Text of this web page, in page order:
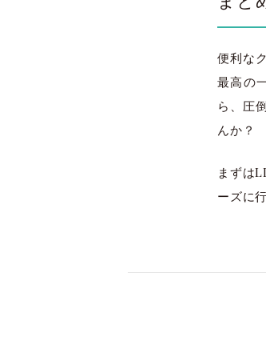
便利な
最高の
ら、圧
んか？
まずは
ーズに